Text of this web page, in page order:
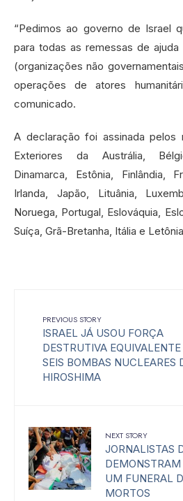
“Pedimos ao governo de Israel
para todas as remessas de ajuda
(organizações não
operações de atores
comunicado.
A declaração foi assinada pelos
Exteriores da Austrália,
Dinamarca, Estônia, Finlândia,
Irlanda, Japão, Lituânia,
Noruega, Portugal, Eslováquia,
Suíça, Grã-Bretanha, Itália e
PREVIOUS STORY
ISRAEL JÁ USOU FORÇA
DESTRUTIVA
SEIS BOMBAS NUCLEARES
HIROSHIMA
NEXT STORY
JORNALISTAS
UM FUNERAL
MORTOS